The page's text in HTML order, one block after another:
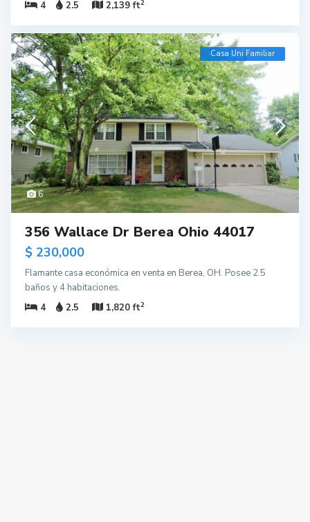
4
2.5 2,139 ft2
6
Casa Uni Familiar
356 Wallace Dr Berea Ohio 44017
$ 230,000
Flamante casa económica en venta en Berea, OH. Posee 2.5
baños y 4 habitaciones.
4
2.5 1,820 ft2